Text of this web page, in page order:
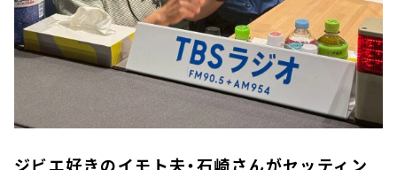
ジビエ好きのイモト夫・石崎さんがセッティン